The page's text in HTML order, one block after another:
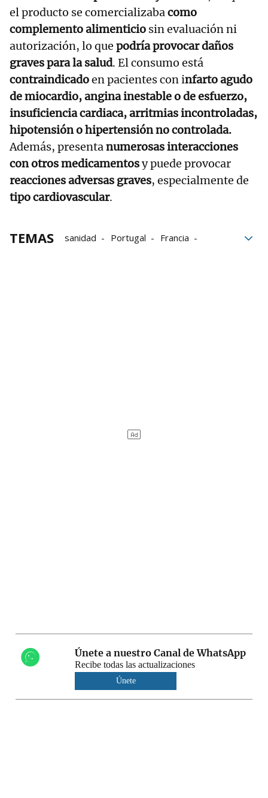
el producto se comercializabacomo
complemento alimenticio sin evaluación ni
autorización, lo que podría provocar daños
graves para la salud. El consumo está
contraindicadoen pacientes con infarto agudo
de miocardio, angina inestable o de esfuerzo,
insuficiencia cardiaca, arritmias incontroladas,
hipotensión o hipertensión no controlada.
Además, presentanumerosas interacciones
con otros medicamentosy puede provocar
reacciones adversas graves, especialmente de
tipo cardiovascular.
TEMAS sanidad Portugal
Francia
Únete a nuestro Canal de WhatsApp
Recibe todas las actualizaciones
Únete